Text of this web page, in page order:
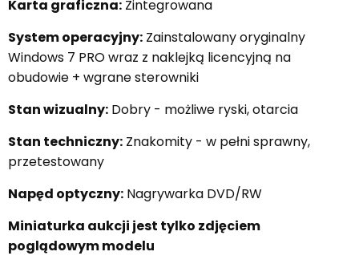
Karta graficzna: Zintegrowana
System operacyjny: Zainstalowany oryginalny
Windows 7 PRO wraz z naklejką licencyjną na
obudowie + wgrane sterowniki
Stan wizualny: Dobry - możliwe ryski, otarcia
Stan techniczny: Znakomity - w pełni sprawny,
przetestowany
Napęd optyczny: Nagrywarka DVD/RW
Miniaturka aukcji jest tylko zdjęciem
poglądowym modelu